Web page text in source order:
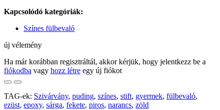
Kapcsolódó kategóriák:
Színes fülbevaló
új vélemény
Ha már korábban regisztráltál, akkor kérjük, hogy jelentkezz be a
fiókodba vagy hozz létre egy új fiókot
TAG-ek: Szivárvány, puding, színes, stift, gyermek, fülbevaló,
ezüst, epoxy, sárga, fekete, piros, narancs, zöld